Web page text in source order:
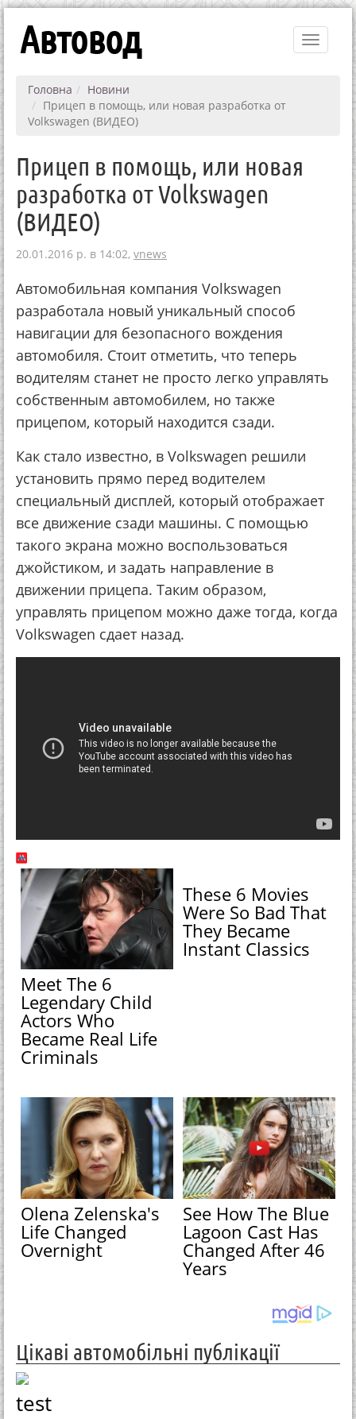
Toggle
Автовод
Головна
Новини
Прицеп в помощь, или новая разработка от
Volkswagen (ВИДЕО)
Прицеп в помощь, или новая
разработка от Volkswagen
(ВИДЕО)
20.01.2016 р. в 14:02, vnews
Автомобильная компания Volkswagen
разработала новый уникальный способ
навигации для безопасного вождения
автомобиля. Стоит отметить, что теперь
водителям станет не просто легко управлять
собственным автомобилем, но также
прицепом, который находится сзади.
Как стало известно, в Volkswagen решили
установить прямо перед водителем
специальный дисплей, который отображает
все движение сзади машины. С помощью
такого экрана можно воспользоваться
джойстиком, и задать направление в
движении прицепа. Таким образом,
управлять прицепом можно даже тогда, когда
Volkswagen сдает назад.
Meet The 6
Legendary Child
Actors Who
Became Real Life
Criminals
These 6 Movies
Were So Bad That
They Became
Instant Classics
Olena Zelenska's
Life Changed
Overnight
See How The Blue
Lagoon Cast Has
Changed After 46
Years
Цікаві автомобільні публікації
test